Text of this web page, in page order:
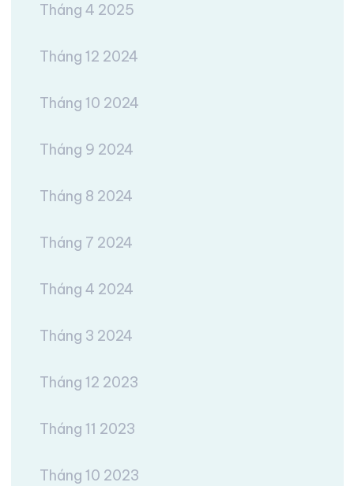
Tháng 4 2025
Tháng 12 2024
Tháng 10 2024
Tháng 9 2024
Tháng 8 2024
Tháng 7 2024
Tháng 4 2024
Tháng 3 2024
Tháng 12 2023
Tháng 11 2023
Tháng 10 2023